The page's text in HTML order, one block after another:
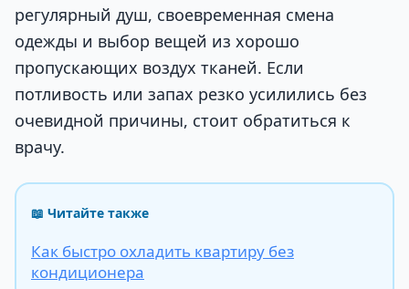
регулярный душ, своевременная смена
одежды и выбор вещей из хорошо
пропускающих воздух тканей. Если
потливость или запах резко усилились без
очевидной причины, стоит обратиться к
врачу.
📖 Читайте также
Как быстро охладить квартиру без
кондиционера